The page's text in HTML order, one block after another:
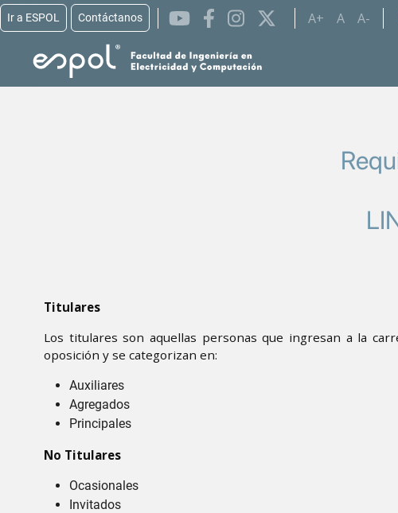
Pasar al contenido principal
Ir a ESPOL Contáctanos A+ A A-
Titulares
Los titulares son aquellas personas que ingresan a la
oposición y se categorizan en:
Auxiliares​
Agregados​
Principales​
No Titulares​
Ocasionales​
Invitados